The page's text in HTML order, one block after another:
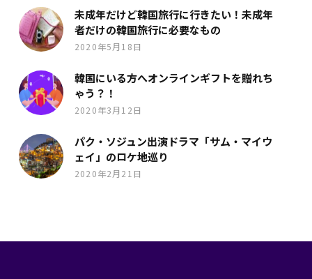
未成年だけど韓国旅行に行きたい！未成年
者だけの韓国旅行に必要なもの
2020年5月18日
韓国にいる方へオンラインギフトを贈れち
ゃう？！
2020年3月12日
パク・ソジュン出演ドラマ「サム・マイウ
ェイ」のロケ地巡り
2020年2月21日